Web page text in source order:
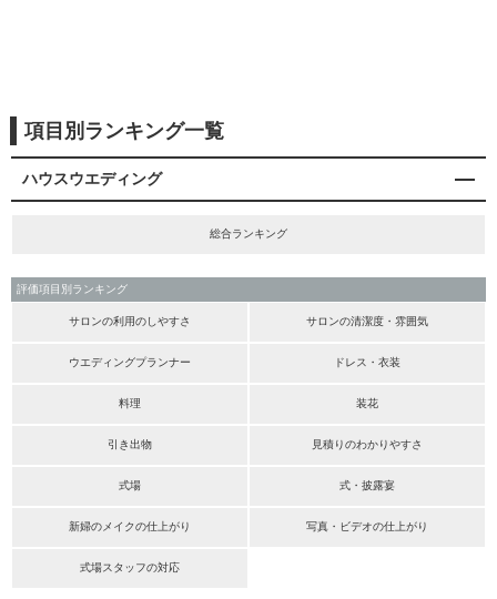
項目別ランキング一覧
ハウスウエディング
総合ランキング
評価項目別ランキング
サロンの利用のしやすさ サロンの清潔度・雰囲気
ウエディングプランナー ドレス・衣装
料理 装花
引き出物 見積りのわかりやすさ
式場 式・披露宴
新婦のメイクの仕上がり 写真・ビデオの仕上がり
式場スタッフの対応